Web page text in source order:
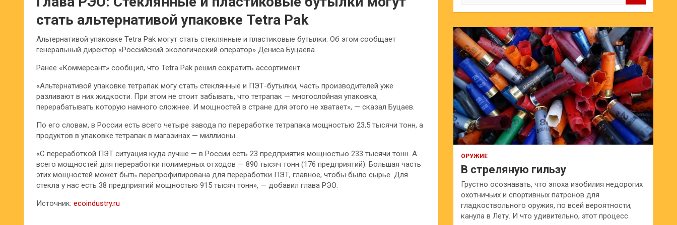
стать альтернативой упаковке Tetra Pak
Альтернативой упаковке Tetra Pak могут стать стеклянные и пластиковые бутылки. Об этом сообщает
генеральный директор «Российский экологический оператор» Дениса Буцаева.
Ранее «Коммерсант» сообщил, что Tetra Pak решил сократить ассортимент.
«Альтернативой упаковке тетрапак могу стать стеклянные и ПЭТ-бутылки, часть производителей уже
разливают в них жидкости. При этом не стоит забывать, что тетрапак — многослойная упаковка,
перерабатывать которую намного сложнее. И мощностей в стране для этого не хватает», — сказал Буцаев.
По его словам, в России есть всего четыре завода по переработке тетрапака мощностью 23,5 тысячи тонн, а
продуктов в упаковке тетрапак в магазинах — миллионы.
«С переработкой ПЭТ ситуация куда лучше — в России есть 23 предприятия мощностью 233 тысячи тонн. А
всего мощностей для переработки полимерных отходов — 890 тысяч тонн (176 предприятий). Большая часть
этих мощностей может быть перепрофилирована для переработки ПЭТ, главное, чтобы было сырье. Для
стекла у нас есть 38 предприятий мощностью 915 тысяч тонн», — добавил глава РЭО.
Источник: ecoindustry.ru
к
ОРУЖИЕ
В стреляную гильзу
Грустно осознавать, что эпоха изобилия недорогих
охотничьих и спортивных патронов для
гладкоствольного оружия, по всей вероятности,
канула в Лету. И что удивительно, этот процесс